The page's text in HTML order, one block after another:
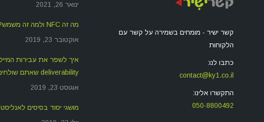
קשר ישיר - מומחים בשמירה על קשר עם
הלקוחות
כתבו לנו:
contact@ky1.co.il
התקשרו אלינו:
050-8800492
ינואר 26, 2021
מה זה NFC ולמה זה משמש?
אוקטובר 23, 2019
deliverability שאתם שולחים
אוגוסט 23, 2019
מושגי יסוד בסיסים לאנליסט BI המתחיל